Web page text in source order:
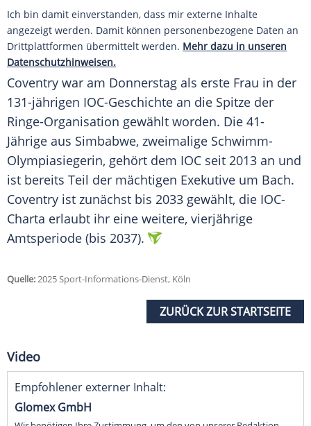
Ich bin damit einverstanden, dass mir externe Inhalte
angezeigt werden. Damit können personenbezogene Daten an
Drittplattformen übermittelt werden. Mehr dazu in unseren
Datenschutzhinweisen.
Coventry war am Donnerstag als erste Frau in der
131-jährigen IOC-Geschichte an die Spitze der
Ringe-Organisation gewählt worden. Die 41-
Jährige aus Simbabwe, zweimalige Schwimm-
Olympiasiegerin, gehört dem IOC seit 2013 an und
ist bereits Teil der mächtigen Exekutive um Bach.
Coventry ist zunächst bis 2033 gewählt, die IOC-
Charta erlaubt ihr eine weitere, vierjährige
Amtsperiode (bis 2037).
Quelle:2025 Sport-Informations-Dienst, Köln
ZURÜCK ZUR STARTSEITE
Video
Empfohlener externer Inhalt:
Glomex GmbH